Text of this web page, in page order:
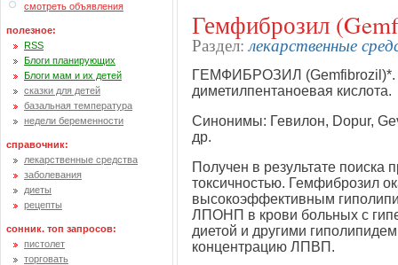
смотреть объявления
полезное:
RSS
Блоги планирующих
Блоги мам и их детей
сказки для детей
базальная температура
недели беременности
справочник:
лекарственные средства
заболевания
диеты
рецепты
сонник. топ запросов:
пистолет
торговать
Гемфиброзил
Раздел:лекарственные
ГЕМФИБРОЗИЛ (Gemfibrozil)*.
диметилпентаноевая кислота.
Синонимы: Гевилон, Dopur,
др.
Получен в результате
токсичностью. Гемфиброзил
высокоэффективным
ЛПОНП в крови больных с
диетой и другими
концентрацию ЛПВП.